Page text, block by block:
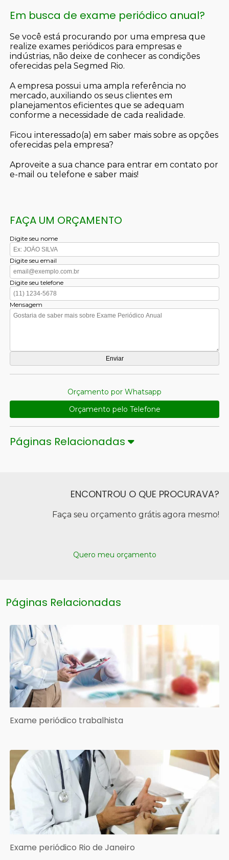
Em busca de exame periódico anual?
Se você está procurando por uma empresa que
realize exames periódicos para empresas e
indústrias, não deixe de conhecer as condições
oferecidas pela Segmed Rio.
A empresa possui uma ampla referência no
mercado, auxiliando os seus clientes em
planejamentos eficientes que se adequam
conforme a necessidade de cada realidade.
Ficou interessado(a) em saber mais sobre as opções
oferecidas pela empresa?
Aproveite a sua chance para entrar em contato por
e-mail ou telefone e saber mais!
FAÇA UM ORÇAMENTO
Digite seu nome
Digite seu email
Digite seu telefone
Mensagem
Orçamento por Whatsapp
Orçamento pelo Telefone
Páginas Relacionadas
ENCONTROU O QUE PROCURAVA?
Faça seu orçamento grátis agora mesmo!
Quero meu orçamento
Páginas Relacionadas
Exame periódico trabalhista
Exame periódico Rio de Janeiro